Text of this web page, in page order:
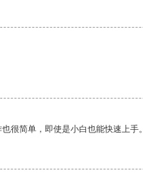
很简单，即使是小白也能快速上手。